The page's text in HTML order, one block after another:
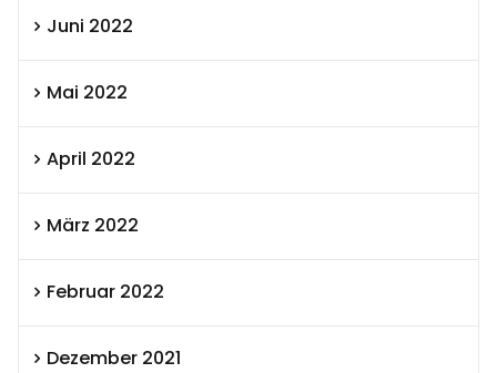
Juni 2022
Mai 2022
April 2022
März 2022
Februar 2022
Dezember 2021